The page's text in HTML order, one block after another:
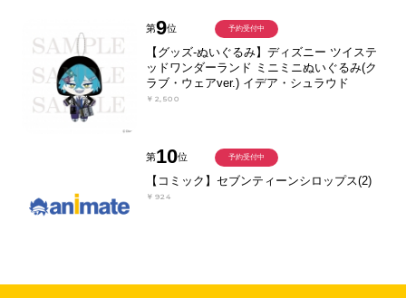
第9位
【グッズ-ぬいぐるみ】ディズニー ツイステ
ッドワンダーランド ミニミニぬいぐるみ(ク
ラブ・ウェアver.) イデア・シュラウド
￥2,500
予約受付中
第10位
【コミック】セブンティーンシロップス(2)
￥924
予約受付中